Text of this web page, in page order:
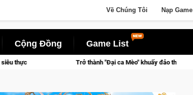
Về Chúng Tôi Nạp Game
Cộng Đồng Game List
thành "Đại ca Mèo" khuấy đảo thế giới ngầm trong Cat Mafia